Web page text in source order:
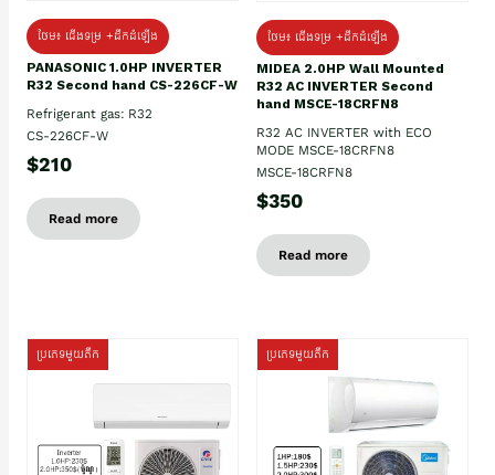
ថែម៖ ជើងទម្រ +ដឹកដំឡើង
PANASONIC 1.0HP INVERTER
R32 Second hand CS-226CF-W
Refrigerant gas: R32
CS-226CF-W
$210
Read more
ថែម៖ ជើងទម្រ +ដឹកដំឡើង
MIDEA 2.0HP Wall Mounted
R32 AC INVERTER Second
hand MSCE-18CRFN8
R32 AC INVERTER with ECO
MODE MSCE-18CRFN8
MSCE-18CRFN8
$350
Read more
ប្រភេទមួយតឹក ប្រភេទមួយតឹក